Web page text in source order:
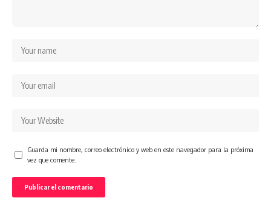
Guarda mi nombre, correo electrónico y web en este navegador para la próxima
vez que comente.